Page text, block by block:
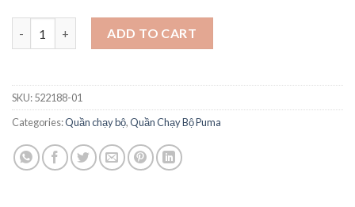
ADD TO CART
SKU:522188-01
Categories:Quần chạy bộ,Quần Chạy Bộ Puma